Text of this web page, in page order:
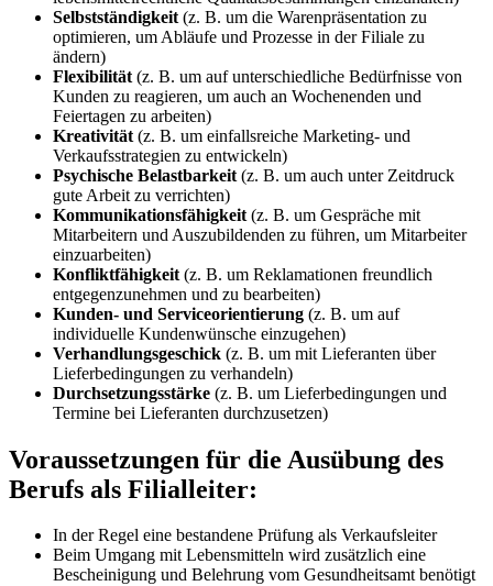
Selbstständigkeit (z. B. um die Warenpräsentation zu
optimieren, um Abläufe und Prozesse in der Filiale zu
ändern)
Flexibilität (z. B. um auf unterschiedliche Bedürfnisse von
Kunden zu reagieren, um auch an Wochenenden und
Feiertagen zu arbeiten)
Kreativität (z. B. um einfallsreiche Marketing- und
Verkaufsstrategien zu entwickeln)
Psychische Belastbarkeit (z. B. um auch unter Zeitdruck
gute Arbeit zu verrichten)
Kommunikationsfähigkeit (z. B. um Gespräche mit
Mitarbeitern und Auszubildenden zu führen, um Mitarbeiter
einzuarbeiten)
Konfliktfähigkeit (z. B. um Reklamationen freundlich
entgegenzunehmen und zu bearbeiten)
Kunden- und Serviceorientierung (z. B. um auf
individuelle Kundenwünsche einzugehen)
Verhandlungsgeschick (z. B. um mit Lieferanten über
Lieferbedingungen zu verhandeln)
Durchsetzungsstärke (z. B. um Lieferbedingungen und
Termine bei Lieferanten durchzusetzen)
Voraussetzungen für die Ausübung des
Berufs als Filialleiter:
In der Regel eine bestandene Prüfung als Verkaufsleiter
Beim Umgang mit Lebensmitteln wird zusätzlich eine
Bescheinigung und Belehrung vom Gesundheitsamt benötigt